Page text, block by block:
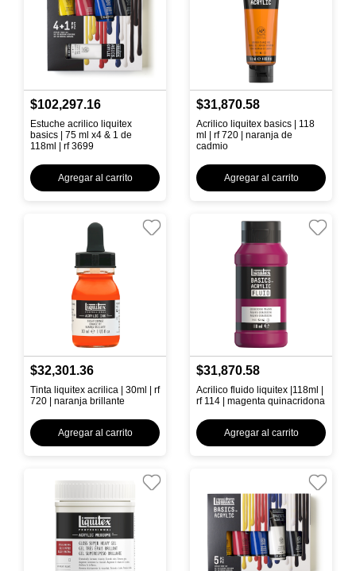
$102,297.16
Estuche acrilico liquitex
basics | 75 ml x4 & 1 de
118ml | rf 3699
Agregar al carrito
$31,870.58
Acrilico liquitex basics | 118
ml | rf 720 | naranja de
cadmio
Agregar al carrito
$32,301.36
Tinta liquitex acrilica | 30ml | rf
720 | naranja brillante
Agregar al carrito
$31,870.58
Acrilico fluido liquitex |118ml |
rf 114 | magenta quinacridona
Agregar al carrito